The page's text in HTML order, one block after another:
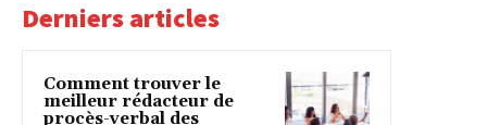
Derniers articles
Comment trouver le
meilleur rédacteur de
procès-verbal des